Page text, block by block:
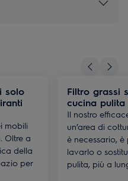
solo
mobili
Oltre a
della
per
Filtro grassi
cucina pulita
Il nostro
un’area di
è necessario,
lavarlo o
pulita, più a